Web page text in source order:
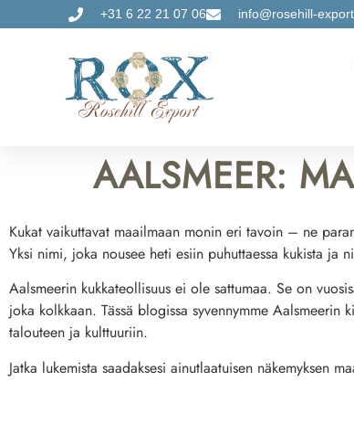
+31 6 22 21 07 06 info@rosehill-
AALSMEER:
Kukat vaikuttavat maailmaan monin eri tavoin – ne
Yksi nimi, joka nousee heti esiin puhuttaessa kukista ja
Aalsmeerin kukkateollisuus ei ole sattumaa. Se on
joka kolkkaan. Tässä blogissa syvennymme
talouteen ja kulttuuriin.
Jatka lukemista saadaksesi ainutlaatuisen näkemyksen